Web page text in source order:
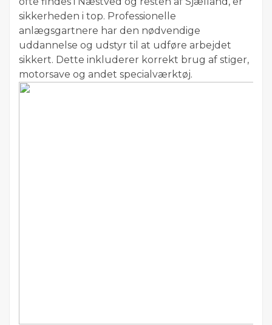
sikkerheden i top. Professionelle
anlægsgartnere har den nødvendige
uddannelse og udstyr til at udføre arbejdet
sikkert. Dette inkluderer korrekt brug af stiger,
motorsave og andet specialværktøj.